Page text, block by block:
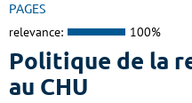
PAGES
relevance: 100%
Politique de la
au CHU